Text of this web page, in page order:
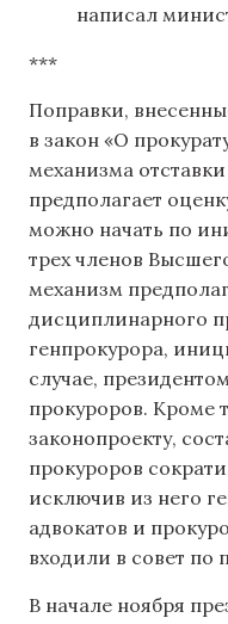
написал
***
Поправки,
в закон «О
механизма
предполагает
можно начать по
трех членов
механизм
дисциплинарного
генпрокурора,
случае,
прокуроров. Кроме
законопроекту,
прокуроров
исключив из него
адвокатов и
входили в совет по
В начале ноября